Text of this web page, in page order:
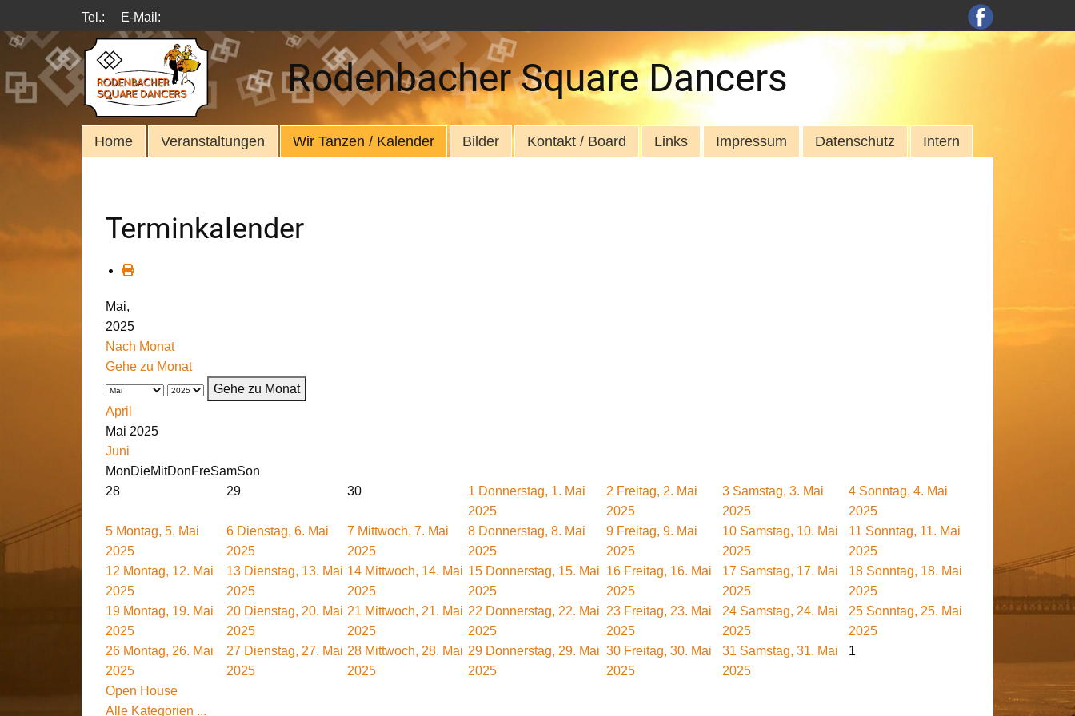
Tel.: E-Mail:
Rodenbacher Square Dancers
Home Veranstaltungen Wir Tanzen / Kalender Bilder Kontakt / Board Links Impressum Datenschutz Intern
Terminkalender
Mai,
2025
Nach Monat
Gehe zu Monat
Gehe zu Monat
April
Mai 2025
Juni
MonDieMitDonFreSamSon
28
29 30 1 Donnerstag, 1. Mai
2025
2 Freitag, 2. Mai
2025
3 Samstag, 3. Mai
2025
4 Sonntag, 4. Mai
2025
5 Montag, 5. Mai
2025
6 Dienstag, 6. Mai
2025
7 Mittwoch, 7. Mai
2025
8 Donnerstag, 8. Mai
2025
9 Freitag, 9. Mai
2025
10 Samstag, 10. Mai
2025
11 Sonntag, 11. Mai
2025
12 Montag, 12. Mai
2025
13 Dienstag, 13. Mai
2025
14 Mittwoch, 14. Mai
2025
15 Donnerstag, 15. Mai
2025
16 Freitag, 16. Mai
2025
17 Samstag, 17. Mai
2025
18 Sonntag, 18. Mai
2025
19 Montag, 19. Mai
2025
20 Dienstag, 20. Mai
2025
21 Mittwoch, 21. Mai
2025
22 Donnerstag, 22. Mai
2025
23 Freitag, 23. Mai
2025
24 Samstag, 24. Mai
2025
25 Sonntag, 25. Mai
2025
26 Montag, 26. Mai
2025
27 Dienstag, 27. Mai
2025
28 Mittwoch, 28. Mai
2025
29 Donnerstag, 29. Mai
2025
30 Freitag, 30. Mai
2025
31 Samstag, 31. Mai
2025
1
Open House
Alle Kategorien ...